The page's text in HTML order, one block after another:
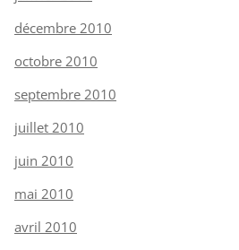
décembre 2010
octobre 2010
septembre 2010
juillet 2010
juin 2010
mai 2010
avril 2010